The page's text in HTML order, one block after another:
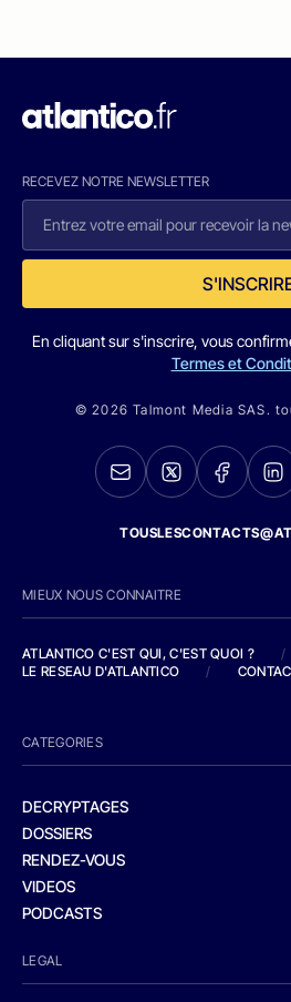
RECEVEZ NOTRE NEWSLETTER
En cliquant sur s'inscrire, vous
Termes et
© 2026 Talmont Media SAS.
MIEUX NOUS CONNAITRE
ATLANTICO C'EST QUI, C'EST QUOI ?
/
LE RESEAU D'ATLANTICO
/
CATEGORIES
DECRYPTAGES
DOSSIERS
RENDEZ-VOUS
VIDEOS
PODCASTS
LEGAL